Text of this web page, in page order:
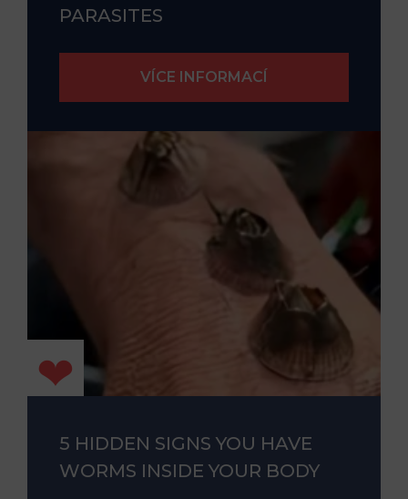
PARASITES
5 HIDDEN SIGNS YOU HAVE
WORMS INSIDE YOUR BODY